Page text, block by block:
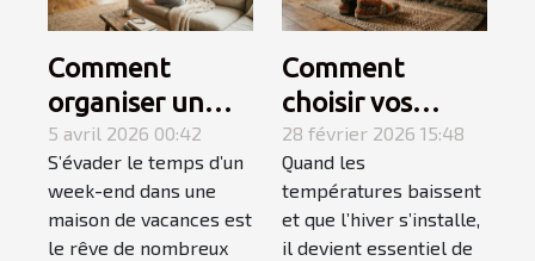
Comment
organiser un
week-end
détente réussi
en maison de
vacances ?
5 avril 2026 00:42
S’évader le temps d’un
week-end dans une
maison de vacances est
le rêve de nombreux
Comment
choisir vos
chaussons pour
un hiver douillet
et chaud ?
28 février 2026 15:48
Quand les
températures baissent
et que l’hiver s’installe,
il devient essentiel de